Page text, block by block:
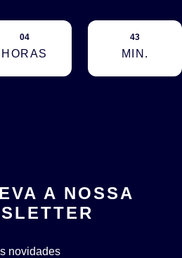
04
HORAS
43
MIN.
A NOSSA
novidades